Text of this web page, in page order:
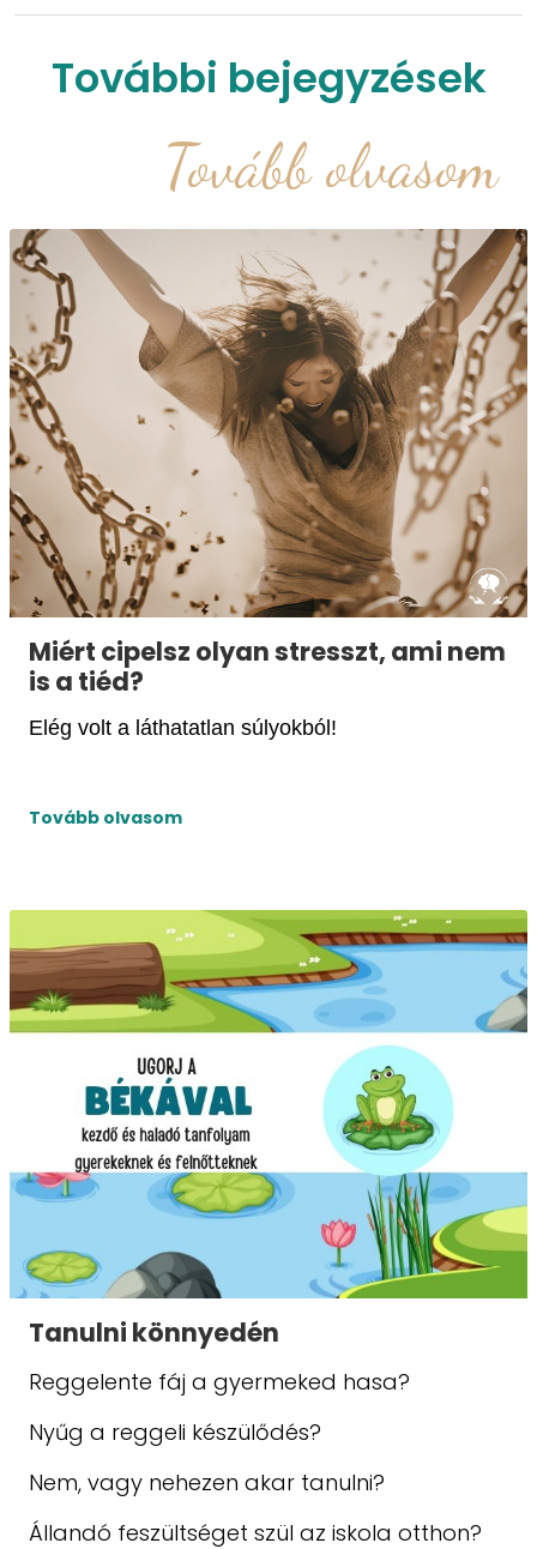
További bejegyzések
Tovább olvasom
Miért cipelsz olyan stresszt, ami nem
is a tiéd?
Elég volt a láthatatlan súlyokból!
Tovább olvasom
Tanulni könnyedén
Reggelente fáj a gyermeked hasa?
Nyűg a reggeli készülődés?
Nem, vagy nehezen akar tanulni?
Állandó feszültséget szül az iskola otthon?